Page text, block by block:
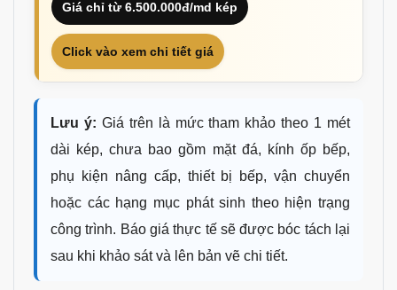
Giá chỉ từ 6.500.000đ/md kép
Click vào xem chi tiết giá
Lưu ý: Giá trên là mức tham khảo theo 1 mét
dài kép, chưa bao gồm mặt đá, kính ốp bếp,
phụ kiện nâng cấp, thiết bị bếp, vận chuyển
hoặc các hạng mục phát sinh theo hiện trạng
công trình. Báo giá thực tế sẽ được bóc tách lại
sau khi khảo sát và lên bản vẽ chi tiết.